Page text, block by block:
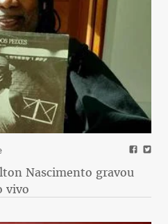
Nascimento gravou
vivo